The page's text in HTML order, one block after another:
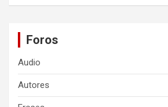
Foros
Audio
Autores